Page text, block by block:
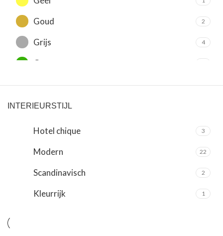
Goud 2
Grijs 4
Groen
Oranje 1
Paars
Rood 1
Roze 12
Wit 9
Zilver 2
INTERIEURSTIJL
Hotel chique 3
Modern 22
Scandinavisch 2
Kleurrijk 1